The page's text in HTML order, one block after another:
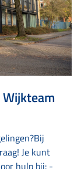
Je kunt